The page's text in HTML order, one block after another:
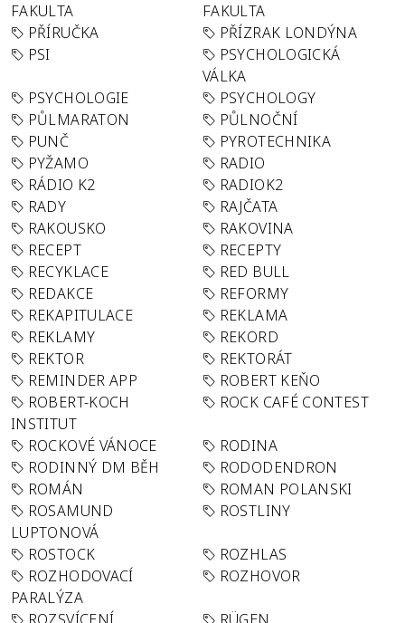
FAKULTA
FAKULTA
PŘÍRUČKA
PŘÍZRAK LONDÝNA
PSI
PSYCHOLOGICKÁ
VÁLKA
PSYCHOLOGIE
PSYCHOLOGY
PŮLMARATON
PŮLNOČNÍ
PUNČ
PYROTECHNIKA
PYŽAMO
RADIO
RÁDIO K2
RADIOK2
RADY
RAJČATA
RAKOUSKO
RAKOVINA
RECEPT
RECEPTY
RECYKLACE
RED BULL
REDAKCE
REFORMY
REKAPITULACE
REKLAMA
REKLAMY
REKORD
REKTOR
REKTORÁT
REMINDER APP
ROBERT KEŇO
ROBERT-KOCH
INSTITUT
ROCK CAFÉ CONTEST
ROCKOVÉ VÁNOCE
RODINA
RODINNÝ DM BĚH
RODODENDRON
ROMÁN
ROMAN POLANSKI
ROSAMUND
LUPTONOVÁ
ROSTLINY
ROSTOCK
ROZHLAS
ROZHODOVACÍ
PARALÝZA
ROZHOVOR